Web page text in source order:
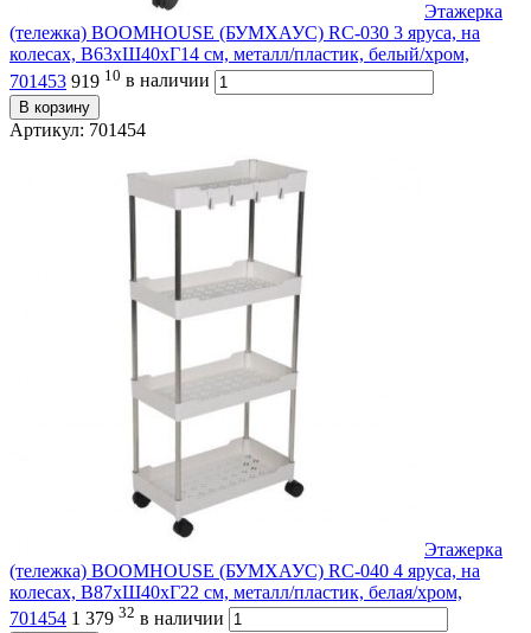
Этажерка
(тележка) BOOMHOUSE (БУМХАУС) RC-030 3 яруса, на
колесах, В63хШ40хГ14 см, металл/пластик, белый/хром,
701453 919 10 в наличии
В корзину
Артикул: 701454
Этажерка
(тележка) BOOMHOUSE (БУМХАУС) RC-040 4 яруса, на
колесах, В87хШ40хГ22 см, металл/пластик, белая/хром,
701454 1 379 32 в наличии